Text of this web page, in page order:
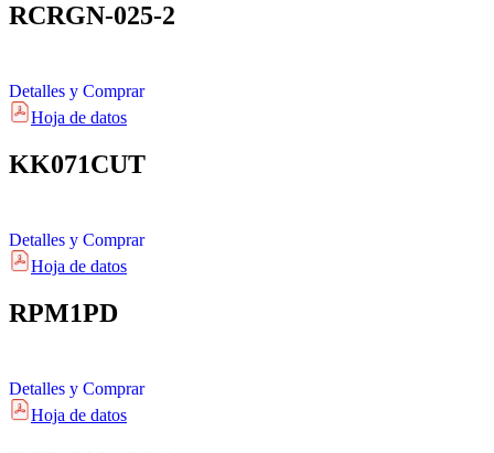
RCRGN-025-2
Detalles y Comprar
Hoja de datos
KK071CUT
Detalles y Comprar
Hoja de datos
RPM1PD
Detalles y Comprar
Hoja de datos